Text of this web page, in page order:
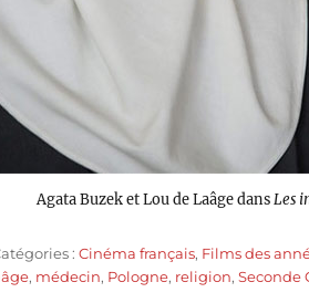
Agata Buzek et Lou de Laâge dans Les
:Cinéma français, Films des
, médecin, Pologne, religion,Seconde